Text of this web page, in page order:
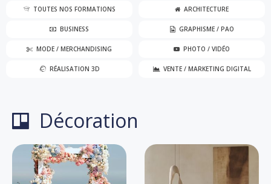
TOUTES NOS FORMATIONS ARCHITECTURE
BUSINESS GRAPHISME / PAO
MODE / MERCHANDISING PHOTO / VIDÉO
RÉALISATION 3D VENTE / MARKETING DIGITAL
Décoration